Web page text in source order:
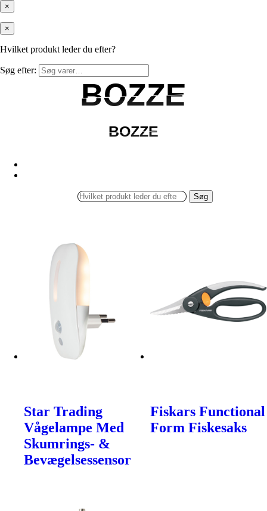
×
×
Hvilket produkt leder du efter?
Søg efter:
BOZZE
BOZZE
BOZZE
BOZZE
Søg
Star Trading
Vågelampe Med
Skumrings- &
Bevægelsessensor
Fiskars Functional
Form Fiskesaks